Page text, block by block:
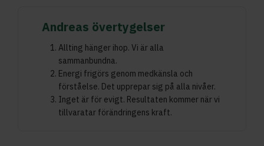
Andreas övertygelser
Allting hänger ihop. Vi är alla
sammanbundna.
Energi frigörs genom medkänsla och
förståelse. Det upprepar sig på alla nivåer.
Inget är för evigt. Resultaten kommer när vi
tillvaratar förändringens kraft.